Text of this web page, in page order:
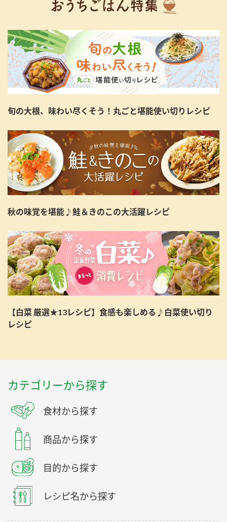
旬の大根、味わい尽くそう！丸ごと堪能使い切りレシピ
秋の味覚を堪能♪鮭＆きのこの大活躍レシピ
【白菜 厳選★13レシピ】食感も楽しめる♪白菜使い切り
レシピ
カテゴリーから探す
食材から探す
商品から探す
目的から探す
レシピ名から探す